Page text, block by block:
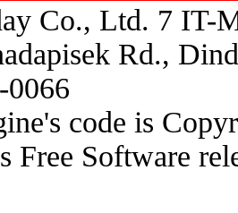
Co., Ltd. 7 IT-
Rd.,
0066
code is
Free Software